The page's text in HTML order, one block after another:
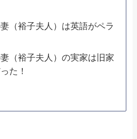
（裕子夫人）は英語がペラ
（裕子夫人）の実家は旧家
た！